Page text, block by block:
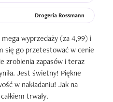
Drogeria Rossmann
wyprzedaży (za 4,99) i
się go przetestować w cenie
zrobienia zapasów i teraz
Jest świetny! Piękne
w nakładaniu! Jak na
trwały.